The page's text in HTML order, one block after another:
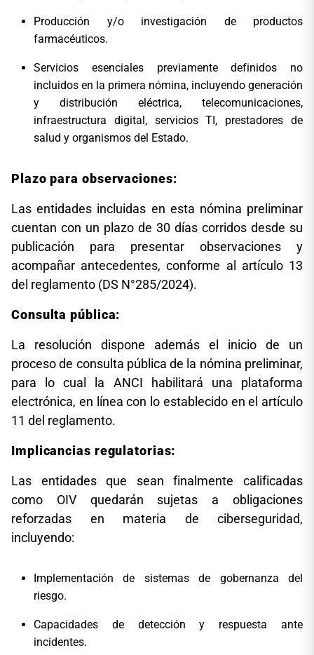
Producción y/o investigación de productos
farmacéuticos.
Servicios esenciales previamente definidos no
incluidos en la primera nómina, incluyendo generación
y distribución eléctrica, telecomunicaciones,
infraestructura digital, servicios TI, prestadores de
salud y organismos del Estado.
Plazo para observaciones:
Las entidades incluidas en esta nómina preliminar
cuentan con un plazo de 30 días corridos desde su
publicación para presentar observaciones y
acompañar antecedentes, conforme al artículo 13
del reglamento (DS N°285/2024).
Consulta pública:
La resolución dispone además el inicio de un
proceso de consulta pública de la nómina preliminar,
para lo cual la ANCI habilitará una plataforma
electrónica, en línea con lo establecido en el artículo
11 del reglamento.
Implicancias regulatorias:
Las entidades que sean finalmente calificadas
como OIV quedarán sujetas a obligaciones
reforzadas en materia de ciberseguridad,
incluyendo:
Implementación de sistemas de gobernanza del
riesgo.
Capacidades de detección y respuesta ante
incidentes.